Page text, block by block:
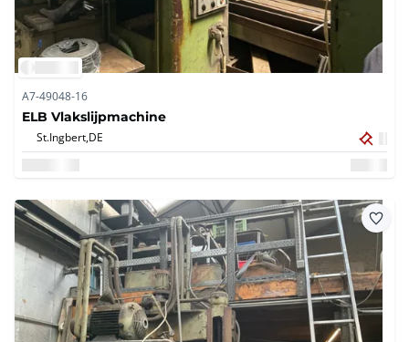
A7-49048-16
ELB Vlakslijpmachine
St.Ingbert,DE